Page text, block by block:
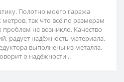
Полотно моего гаража
метров, так что всё по размерам
не возникло. Качество
радует надёжность материала.
выполнены из металла,
о надёжности ..